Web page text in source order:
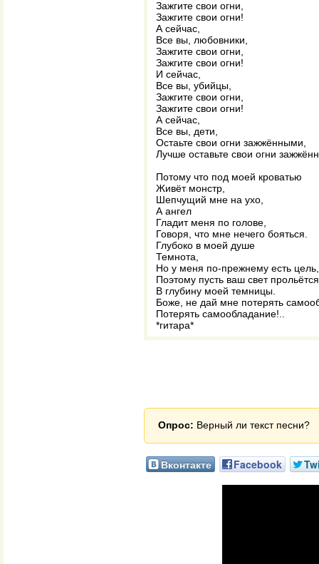
Зажгите свои огни,
Зажгите свои огни!
А сейчас,
Все вы, любовники,
Зажгите свои огни,
Зажгите свои огни!
И сейчас,
Все вы, убийцы,
Зажгите свои огни,
Зажгите свои огни!
А сейчас,
Все вы, дети,
Остаьте свои огни зажжёнными,
Лучше оставьте свои огни
Потому что под моей кроватью
Живёт монстр,
Шепчущий мне на ухо,
А ангел
Гладит меня по голове,
Говоря, что мне нечего бояться.
Глубоко в моей душе
Темнота,
Но у меня по-прежнему есть цель,
Поэтому пусть ваш свет прольётся
В глубину моей темницы.
Боже, не дай мне потерять
Потерять самообладание!..
*гитара*
Опрос: Верный ли текст песни?
Вконтакте Facebook